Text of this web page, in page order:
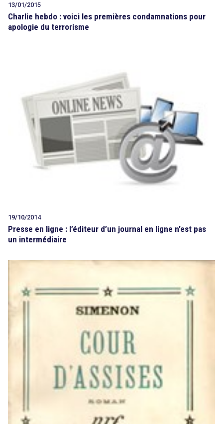
13/01/2015
Charlie hebdo : voici les premières condamnations pour
apologie du terrorisme
19/10/2014
Presse en ligne : l’éditeur d’un journal en ligne n’est pas
un intermédiaire